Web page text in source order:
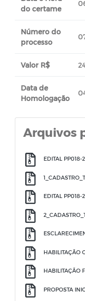
do certame
Número do
processo
Valor R$
Data de
Homologação
Arquivos
EDITAL PP018-
EDITAL PP018-
HABILITAÇÃO
HABILITAÇÃO
PROPOSTA